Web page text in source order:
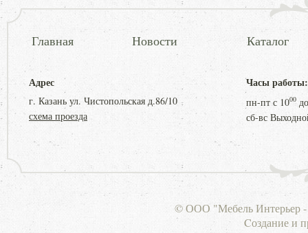
Главная Новости Каталог
Адрес
г. Казань ул. Чистопольская д.86/10
схема проезда
Часы работы:
пн-пт с 1000
сб-вс
© ООО "Мебель Интерьер -
Cоздание и